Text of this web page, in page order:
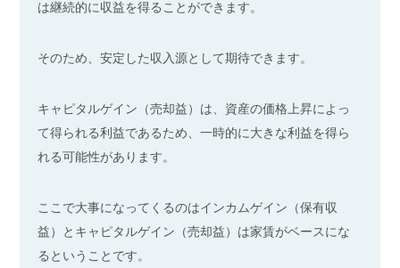
は継続的に収益を得ることができます。
そのため、安定した収入源として期待できます。
キャピタルゲイン（売却益）は、資産の価格上昇によっ
て得られる利益であるため、一時的に大きな利益を得ら
れる可能性があります。
ここで大事になってくるのはインカムゲイン（保有収
益）とキャピタルゲイン（売却益）は家賃がベースにな
るということです。